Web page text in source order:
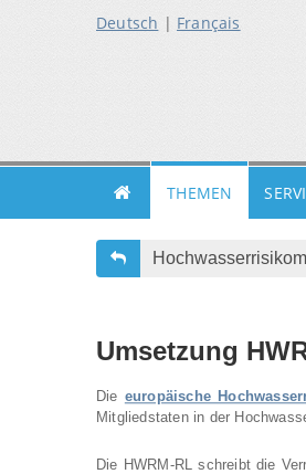
Deutsch | Français
THEMEN
Umsetzung
Die europäische
Mitgliedstaten in der
Die HWRM-RL schreibt die